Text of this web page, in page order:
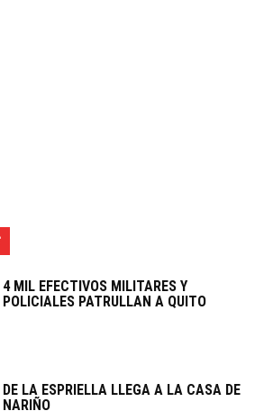
4 MIL EFECTIVOS MILITARES Y
POLICIALES PATRULLAN A QUITO
DE LA ESPRIELLA LLEGA A LA CASA DE
NARIÑO